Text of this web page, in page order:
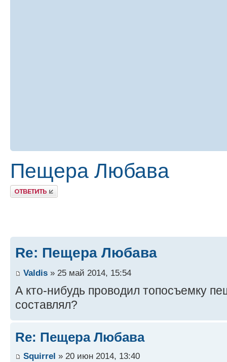
Пещера Любава
Ответить
Re: Пещера Любава
Valdis » 25 май 2014, 15:54
А кто-нибудь проводил топосъемку
составлял?
Re: Пещера Любава
Squirrel » 20 июн 2014, 13:40